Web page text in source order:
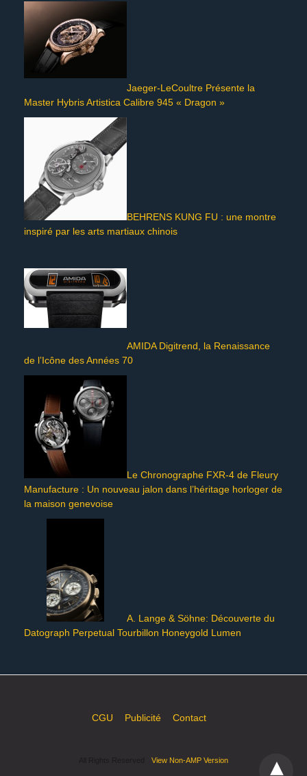
Jaeger-LeCoultre Présente la
Master Hybris Artistica Calibre 945 « Dragon »
BEHRENS KUNG FU : une montre
inspiré par les arts martiaux chinois
AMIDA Digitrend, la Renaissance
de l’Icône des Années 70
Le Chronographe FXR-4 de Fleury
Manufacture : Un nouveau jalon dans l’héritage horloger de
la maison genevoise
A. Lange & Söhne: Découverte du
Datograph Perpetual Tourbillon Honeygold Lumen
CGU Publicité Contact
View Non-AMP Version